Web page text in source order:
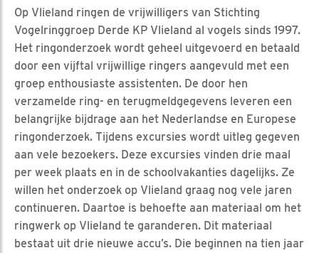
Op Vlieland ringen de vrijwilligers van Stichting
Vogelringgroep Derde KP Vlieland al vogels sinds 1997.
Het ringonderzoek wordt geheel uitgevoerd en betaald
door een vijftal vrijwillige ringers aangevuld met een
groep enthousiaste assistenten. De door hen
verzamelde ring- en terugmeldgegevens leveren een
belangrijke bijdrage aan het Nederlandse en Europese
ringonderzoek. Tijdens excursies wordt uitleg gegeven
aan vele bezoekers. Deze excursies vinden drie maal
per week plaats en in de schoolvakanties dagelijks. Ze
willen het onderzoek op Vlieland graag nog vele jaren
continueren. Daartoe is behoefte aan materiaal om het
ringwerk op Vlieland te garanderen. Dit materiaal
bestaat uit drie nieuwe accu’s. Die beginnen na tien jaar